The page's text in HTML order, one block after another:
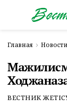
Главная Новости
ВЕСТНИК